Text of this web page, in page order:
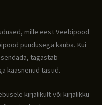
mille eest Veebipood
puudusega kauba. Kui
tagastab
kaasnenud tasud.
kirjalikult või kirjalikku